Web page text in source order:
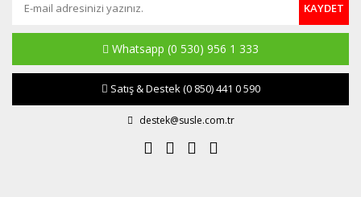
KAYDET
Whatsapp (0 530) 956 1 333
Satış & Destek(0 850) 441 0 590
destek@susle.com.tr